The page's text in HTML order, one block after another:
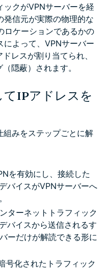
ックがVPNサーバーを経
発信元が実際の物理的な
ロケーションであるかの
によって、VPNサーバー
レスが割り当てられ、
隠蔽）されます。
IPアドレスを
組みをステップごとに解
を有効にし、接続した
バイスがVPNサーバーへ
ターネットトラフィック
バイスから送信されるす
ーだけが解読できる形に
号化されたトラフィック